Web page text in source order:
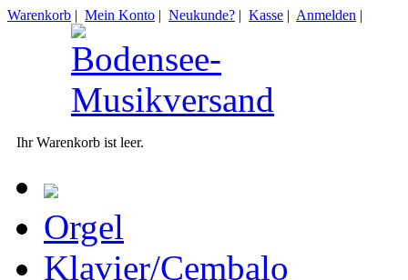
Warenkorb | Mein Konto | Neukunde? | Kasse | Anmelden |
Ihr Warenkorb ist leer.
Orgel
Klavier/Cembalo